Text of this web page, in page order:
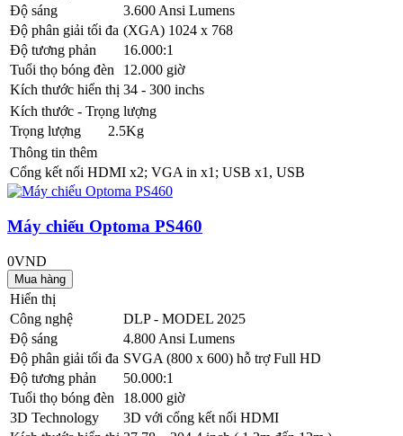
Độ sáng
3.600 Ansi Lumens
Độ phân giải tối đa (XGA) 1024 x 768
Độ tương phản
16.000:1
Tuổi thọ bóng đèn
12.000 giờ
Kích thước hiển thị 34 - 300 inchs
Kích thước - Trọng lượng
Trọng lượng
2.5Kg
Thông tin thêm
Cổng kết nối HDMI x2; VGA in x1; USB x1, USB
Máy chiếu Optoma PS460
0VND
Hiển thị
Công nghệ
DLP - MODEL 2025
Độ sáng
4.800 Ansi Lumens
Độ phân giải tối đa SVGA (800 x 600) hỗ trợ Full HD
Độ tương phản
50.000:1
Tuổi thọ bóng đèn
18.000 giờ
3D Technology
3D với cổng kết nối HDMI